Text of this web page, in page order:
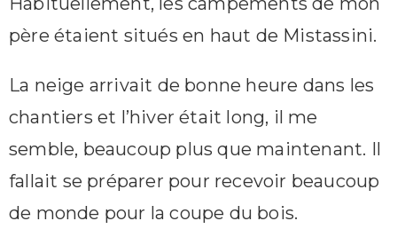
père étaient situés en haut de Mistassini.
La neige arrivait de bonne heure dans les
chantiers et l’hiver était long, il me
semble, beaucoup plus que maintenant. Il
fallait se préparer pour recevoir beaucoup
de monde pour la coupe du bois.